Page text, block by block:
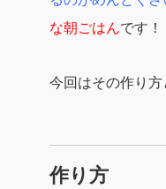
な朝ごはんです！
今回はその作り
作り方